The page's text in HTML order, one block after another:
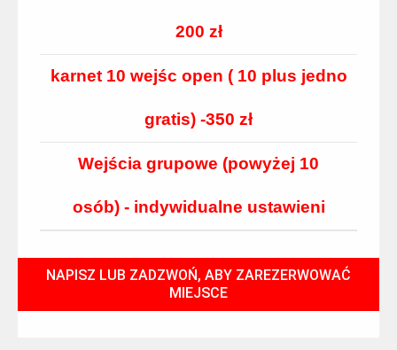
200 zł
karnet 10 wejśc open ( 10 plus jedno
gratis) -350 zł
Wejścia grupowe (powyżej 10
osób) - indywidualne ustawieni
NAPISZ LUB ZADZWOŃ, ABY ZAREZERWOWAĆ
MIEJSCE